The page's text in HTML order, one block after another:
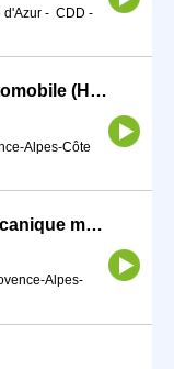
d'Azur - CDD -
Mécanicien naval /mécanicien automobile (H/F)
Alpes-Côte
Mécanicien / Mécanicienne en mécanique marine ou navale (H/F)
Alpes-